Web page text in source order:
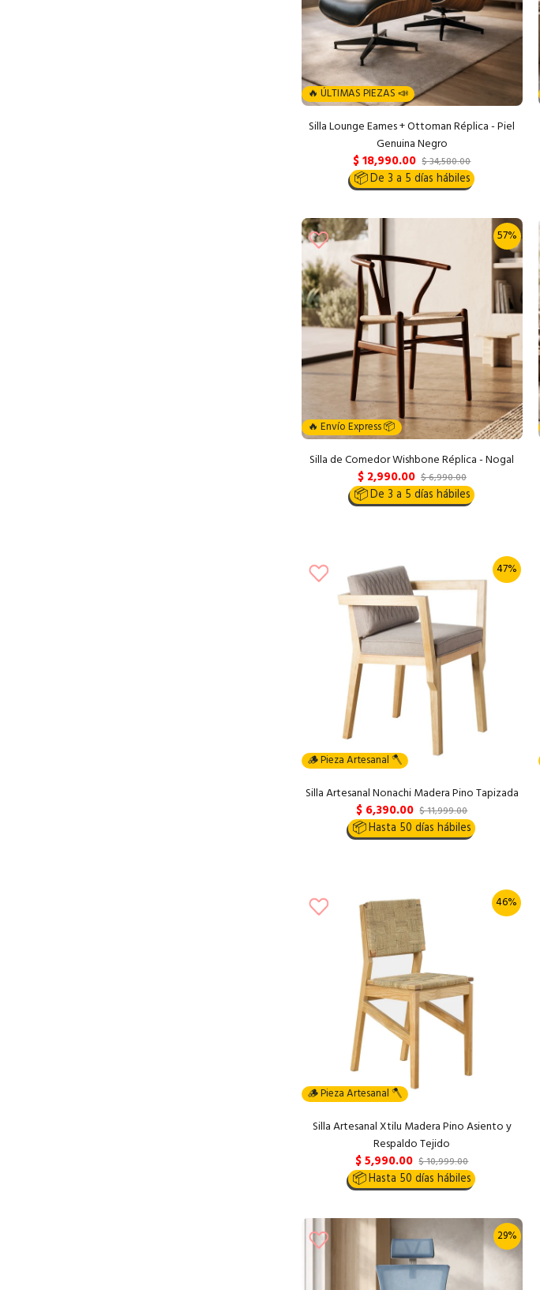
🔥 ÚLTIMAS PIEZAS 📣
Silla Lounge Eames + Ottoman Réplica - Piel
Genuina Negro
$ 18,990.00 $ 34,580.00
📦De 3 a 5 días hábiles
🔥 Envío Express 📦
57%
Silla de Comedor Wishbone Réplica - Nogal
$ 2,990.00 $ 6,990.00
📦De 3 a 5 días hábiles
🪵 Pieza Artesanal 🪓
47%
Silla Artesanal Nonachi Madera Pino Tapizada
$ 6,390.00 $ 11,999.00
📦 Hasta 50 días hábiles
🪵 Pieza Artesanal 🪓
46%
Silla Artesanal Xtilu Madera Pino Asiento y
Respaldo Tejido
$ 5,990.00 $ 10,999.00
📦 Hasta 50 días hábiles
29%